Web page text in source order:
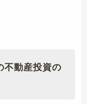
不動産投資の